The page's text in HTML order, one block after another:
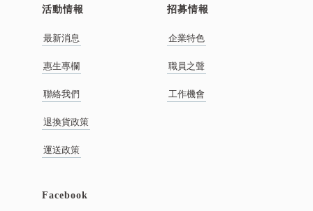
活動情報
最新消息
惠生專欄
聯絡我們
退換貨政策
運送政策
招募情報
企業特色
職員之聲
工作機會
Facebook